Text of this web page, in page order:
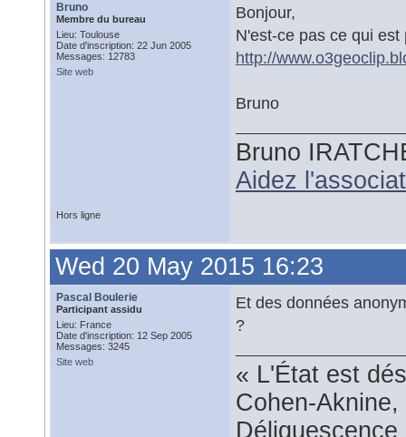
Bruno
Membre du bureau
Lieu: Toulouse
Date d'inscription: 22 Jun 2005
Messages: 12783
Site web
Bonjour,
N'est-ce pas ce qui est
http://
Bruno
Bruno
Aidez
Hors ligne
Wed 20 May 2015 16:23
Pascal Boulerie
Participant assidu
Lieu: France
Date d'inscription: 12 Sep 2005
Messages: 3245
Site web
Et des données
?
« L'État est
Cohen-